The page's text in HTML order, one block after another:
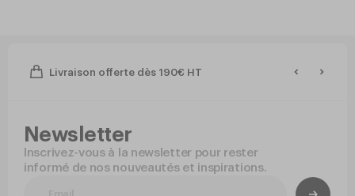
Livraison offerte dès 190€ HT
Newsletter
Inscrivez-vous à la newsletter pour rester
informé de nos nouveautés et inspirations.